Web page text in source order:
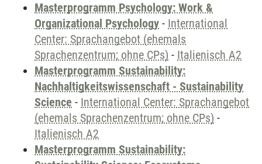
Masterprogramm Psychology: Work &
Organizational Psychology - International
Center: Sprachangebot (ehemals
Sprachenzentrum; ohne CPs) - Italienisch A2
Masterprogramm Sustainability:
Nachhaltigkeitswissenschaft - Sustainability
Science - International Center: Sprachangebot
(ehemals Sprachenzentrum; ohne CPs) -
Italienisch A2
Masterprogramm Sustainability: